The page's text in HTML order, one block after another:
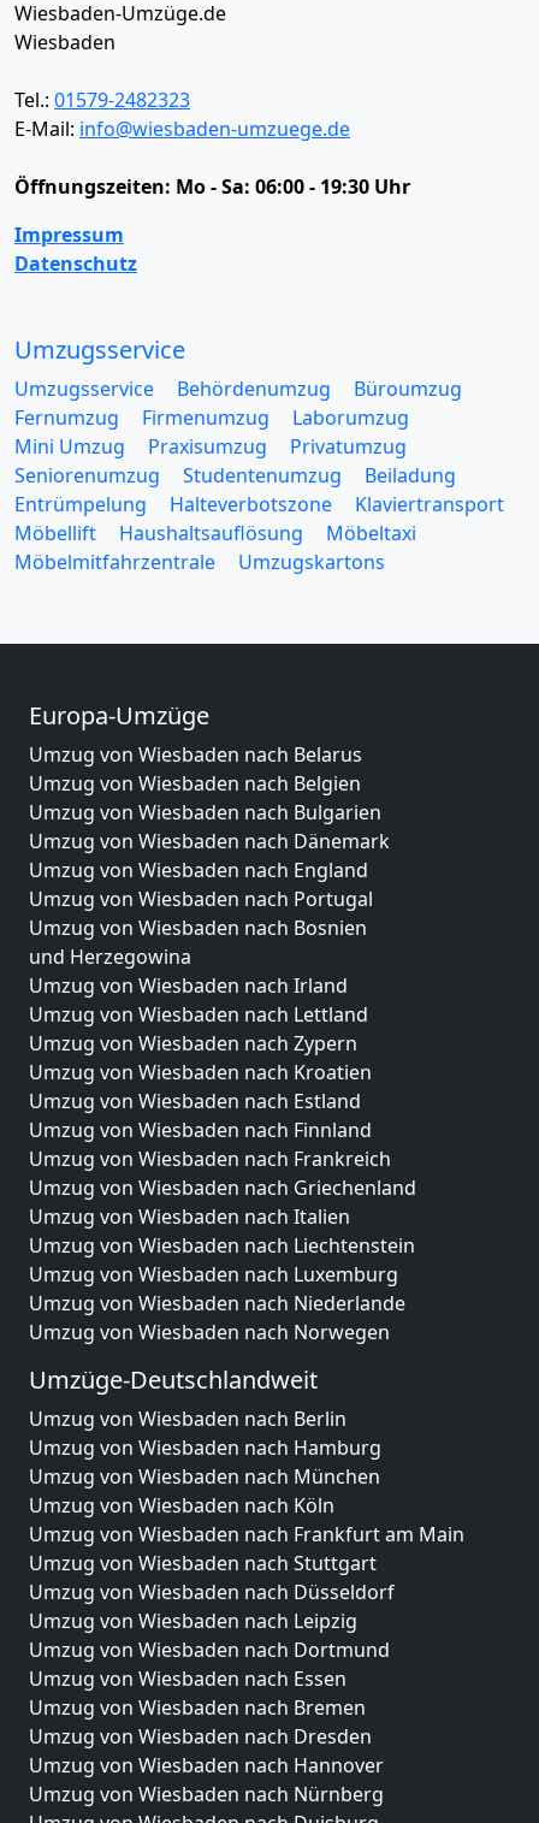
Wiesbaden-Umzüge.de
Wiesbaden
Tel.: 01579-2482323
E-Mail: info@wiesbaden-umzuege.de
Öffnungszeiten: Mo - Sa: 06:00 - 19:30 Uhr
Impressum
Datenschutz
Umzugsservice
Umzugsservice Behördenumzug
Büroumzug
Fernumzug
Firmenumzug
Laborumzug
Mini Umzug
Praxisumzug
Privatumzug
Seniorenumzug
Studentenumzug
Beiladung
Entrümpelung
Halteverbotszone
Klaviertransport
Möbellift
Haushaltsauflösung
Möbeltaxi
Möbelmitfahrzentrale
Umzugskartons
Europa-Umzüge
Umzug von Wiesbaden nach Belarus
Umzug von Wiesbaden nach Belgien
Umzug von Wiesbaden nach Bulgarien
Umzug von Wiesbaden nach Dänemark
Umzug von Wiesbaden nach England
Umzug von Wiesbaden nach Portugal
Umzug von Wiesbaden nach Bosnien
und Herzegowina
Umzug von Wiesbaden nach Irland
Umzug von Wiesbaden nach Lettland
Umzug von Wiesbaden nach Zypern
Umzug von Wiesbaden nach Kroatien
Umzug von Wiesbaden nach Estland
Umzug von Wiesbaden nach Finnland
Umzug von Wiesbaden nach Frankreich
Umzug von Wiesbaden nach Griechenland
Umzug von Wiesbaden nach Italien
Umzug von Wiesbaden nach Liechtenstein
Umzug von Wiesbaden nach Luxemburg
Umzug von Wiesbaden nach Niederlande
Umzug von Wiesbaden nach Norwegen
Umzüge-Deutschlandweit
Umzug von Wiesbaden nach Berlin
Umzug von Wiesbaden nach Hamburg
Umzug von Wiesbaden nach München
Umzug von Wiesbaden nach Köln
Umzug von Wiesbaden nach Frankfurt am Main
Umzug von Wiesbaden nach Stuttgart
Umzug von Wiesbaden nach Düsseldorf
Umzug von Wiesbaden nach Leipzig
Umzug von Wiesbaden nach Dortmund
Umzug von Wiesbaden nach Essen
Umzug von Wiesbaden nach Bremen
Umzug von Wiesbaden nach Dresden
Umzug von Wiesbaden nach Hannover
Umzug von Wiesbaden nach Nürnberg